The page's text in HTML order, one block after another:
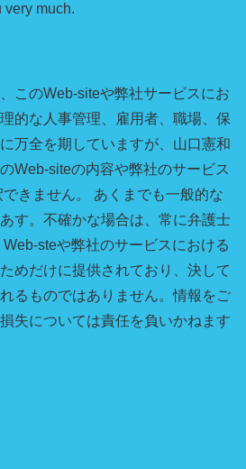
very much.
このWeb-siteや弊社サービスにお
的な人事管理、雇用者、職場、保
万全を期していますが、山口憲和
Web-siteの内容や弊社のサービス
きません。 あくまでも一般的な
す。不確かな場合は、常に弁護士
steや弊社のサービスにおける
めだけに提供されており、決して
るものではありません。情報をご
失については責任を負いかねます